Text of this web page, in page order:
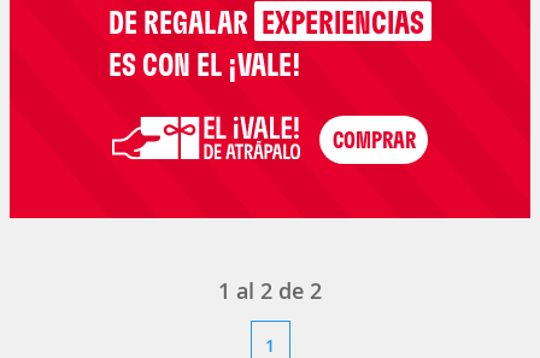
DE REGALAR EXPERIENCIAS
ES CON EL ¡VALE!
1 al 2 de 2
1